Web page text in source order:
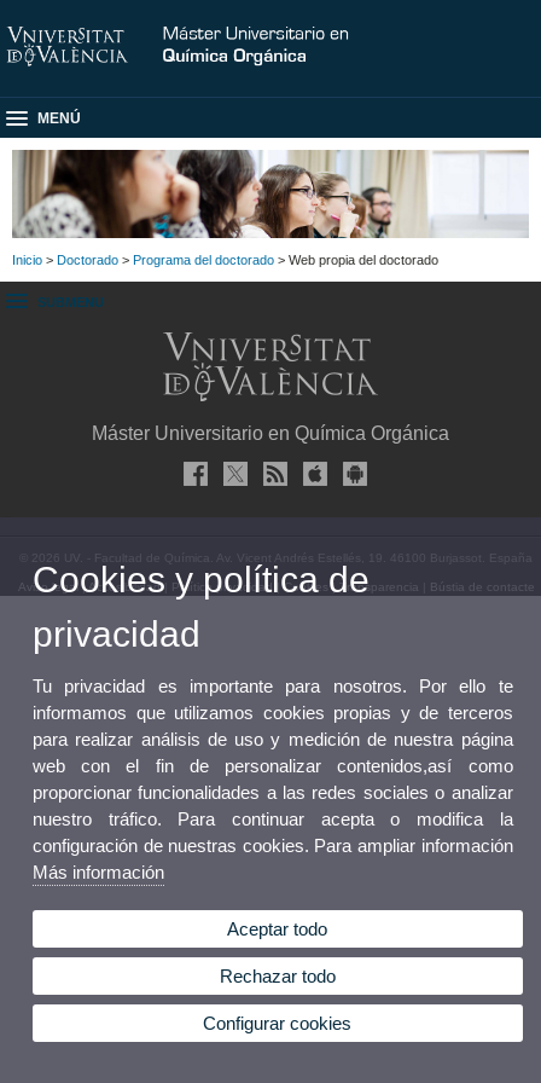
MENÚ
Inicio > Doctorado > Programa del doctorado > Web propia del doctorado
SUBMENU
Máster Universitario en Química Orgánica
© 2026 UV. - Facultad de Química. Av. Vicent Andrés Estellés, 19. 46100 Burjassot. España
Aviso legal|Accesibilidad| Política privacidad |Cookies|Transparencia Bústia de contacte
Cookies y política de
privacidad
Tu privacidad es importante para nosotros. Por ello te
informamos que utilizamos cookies propias y de terceros
para realizar análisis de uso y medición de nuestra página
web con el fin de personalizar contenidos,así como
proporcionar funcionalidades a las redes sociales o analizar
nuestro tráfico. Para continuar acepta o modifica la
configuración de nuestras cookies. Para ampliar información
Más información
Aceptar todo
Rechazar todo
Configurar cookies